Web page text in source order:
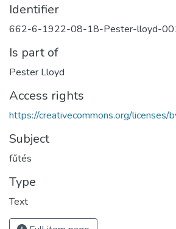
Identifier
662-6-1922-08-18-Pester-lloyd-
Is part of
Pester Lloyd
Access rights
https://creativecommons.org/licenses/
Subject
fűtés
Type
Text